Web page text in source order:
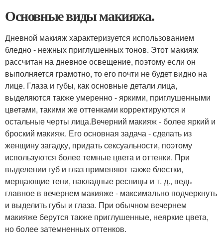
Основные виды макияжа.
Дневной макияж характеризуется использованием
бледно - нежных приглушенных тонов. Этот макияж
рассчитан на дневное освещение, поэтому если он
выполняется грамотно, то его почти не будет видно на
лице. Глаза и губы, как основные детали лица,
выделяются также умеренно - яркими, приглушенными
цветами, такими же оттенками корректируются и
остальные черты лица.Вечерний макияж - более яркий и
броский макияж. Его основная задача - сделать из
женщину загадку, придать сексуальности, поэтому
используются более темные цвета и оттенки. При
выделении губ и глаз применяют также блестки,
мерцающие тени, накладные ресницы и т. д., ведь
главное в вечернем макияже - максимально подчеркнуть
и выделить губы и глаза. При обычном вечернем
макияже берутся также приглушенные, неяркие цвета,
но более затемненных оттенков.